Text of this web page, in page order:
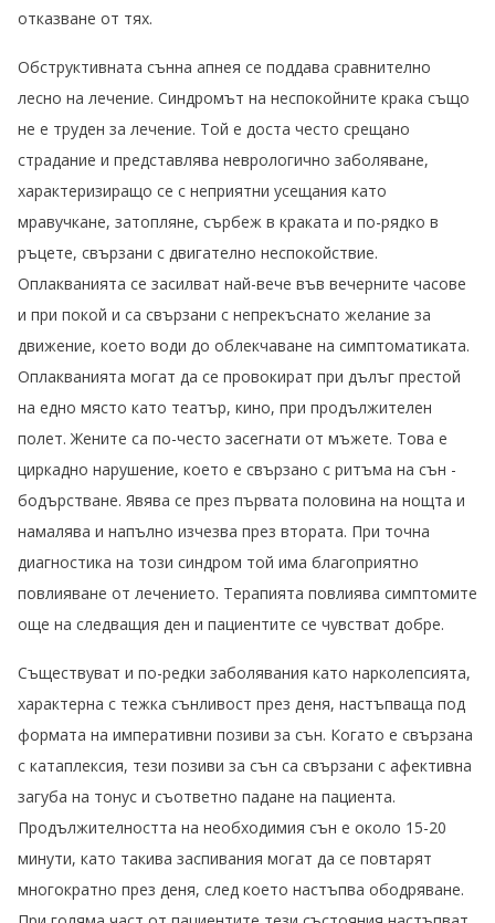
отказване от тях.
Обструктивната сънна апнея се поддава сравнително
лесно на лечение. Синдромът на неспокойните крака също
не е труден за лечение. Той е доста често срещано
страдание и представлява неврологично заболяване,
характеризиращо се с неприятни усещания като
мравучкане, затопляне, сърбеж в краката и по-рядко в
ръцете, свързани с двигателно неспокойствие.
Оплакванията се засилват най-вече във вечерните часове
и при покой и са свързани с непрекъснато желание за
движение, което води до облекчаване на симптоматиката.
Оплакванията могат да се провокират при дълъг престой
на едно място като театър, кино, при продължителен
полет. Жените са по-често засегнати от мъжете. Това е
циркадно нарушение, което е свързано с ритъма на сън -
бодърстване. Явява се през първата половина на нощта и
намалява и напълно изчезва през втората. При точна
диагностика на този синдром той има благоприятно
повлияване от лечението. Терапията повлиява симптомите
още на следващия ден и пациентите се чувстват добре.
Съществуват и по-редки заболявания като нарколепсията,
характерна с тежка сънливост през деня, настъпваща под
формата на императивни позиви за сън. Когато е свързана
с катаплексия, тези позиви за сън са свързани с афективна
загуба на тонус и съответно падане на пациента.
Продължителността на необходимия сън е около 15-20
минути, като такива заспивания могат да се повтарят
многократно през деня, след което настъпва ободряване.